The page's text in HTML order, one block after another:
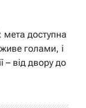
мета доступна
голами, і
– від двору до